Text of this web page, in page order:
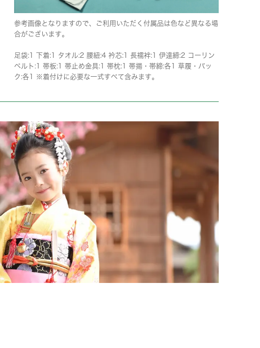
参考画像となりますので、ご利用いただく付属品は色など異なる場
合がございます。
足袋:1 下着:1 タオル:2 腰紐:4 衿芯:1 長襦袢:1 伊達締:2 コーリン
ベルト:1 帯板:1 帯止め金具:1 帯枕:1 帯揚・帯締:各1 草履・バッ
ク:各1 ※着付けに必要な一式すべて含みます。